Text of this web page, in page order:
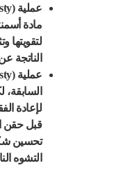
مادة
لتقويتها
الناتجة
لإعادة
قبل حقن
تحسين
التشوه